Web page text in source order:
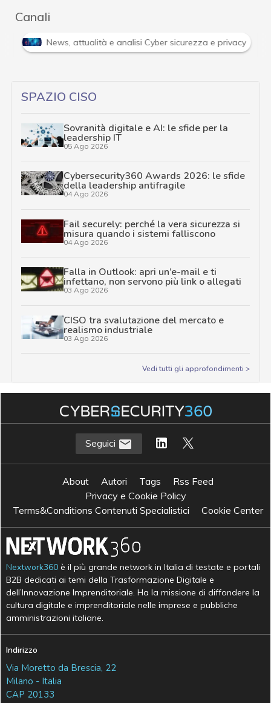
Canali
News, attualità e analisi Cyber sicurezza e privacy
SPAZIO CISO
Sovranità digitale e AI: le sfide per la
leadership IT
05 Ago 2026
Cybersecurity360 Awards 2026: le sfide
della leadership antifragile
04 Ago 2026
Fail securely: perché la vera sicurezza si
misura quando i sistemi falliscono
04 Ago 2026
Falla in Outlook: apri un’e-mail e ti
infettano, non servono più link o allegati
03 Ago 2026
CISO tra svalutazione del mercato e
realismo industriale
03 Ago 2026
Vedi tutti gli approfondimenti >
Seguici
About Autori Tags
Rss Feed
Privacy e Cookie Policy
Terms&Conditions Contenuti Specialistici
Cookie Center
Nextwork360 è il più grande network in Italia di testate e portali
B2B dedicati ai temi della Trasformazione Digitale e
dell’Innovazione Imprenditoriale. Ha la missione di diffondere la
cultura digitale e imprenditoriale nelle imprese e pubbliche
amministrazioni italiane.
Indirizzo
Via Moretto da Brescia, 22
Milano - Italia
CAP 20133